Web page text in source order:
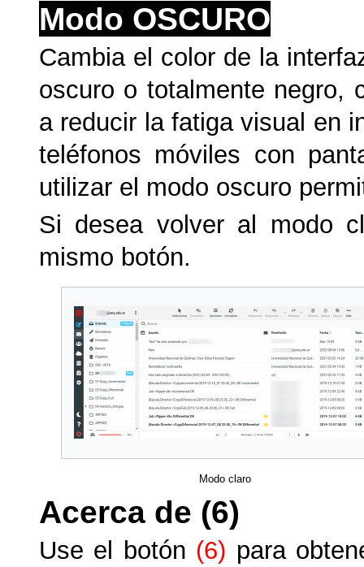
Modo OSCURO
Cambia el color de la
oscuro o totalmente negro,
a reducir la fatiga visual en
teléfonos móviles con
utilizar el modo oscuro
Si desea volver al modo
mismo botón.
Modo claro
Acerca de (6)
Use el botón (6) para